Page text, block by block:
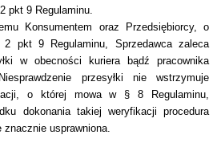
pkt 9 Regulaminu.
Konsumentem oraz Przedsiębiorcy, o
pkt 9 Regulaminu, Sprzedawca zaleca
w obecności kuriera bądź pracownika
przesyłki nie wstrzymuje
o której mowa w § 8 Regulaminu,
dokonania takiej weryfikacji procedura
usprawniona.